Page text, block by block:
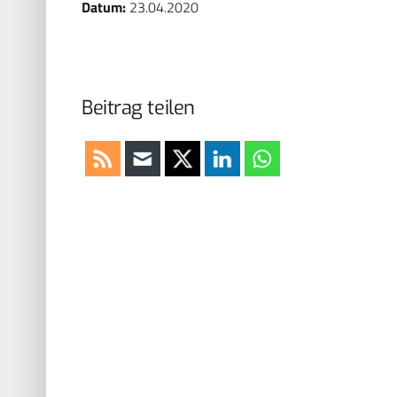
Datum: 23.04.2020
Beitrag teilen